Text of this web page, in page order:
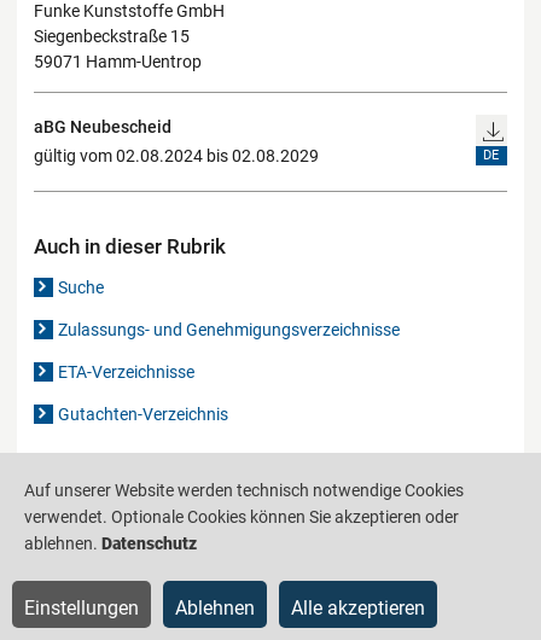
Funke Kunststoffe GmbH
Siegenbeckstraße 15
59071 Hamm-Uentrop
aBG Neubescheid
gültig vom 02.08.2024 bis 02.08.2029
DE
Auch in dieser Rubrik
Suche
Zulassungs- und Genehmigungsverzeichnisse
ETA-Verzeichnisse
Gutachten-Verzeichnis
Produktinformationsstelle für das Bauwesen IS-ARGEBAU
Barrierefreiheit Datenschutz
Auf unserer Website werden technisch notwendige Cookies
verwendet. Optionale Cookies können Sie akzeptieren oder
ablehnen. Datenschutz
Einstellungen Ablehnen Alle akzeptieren